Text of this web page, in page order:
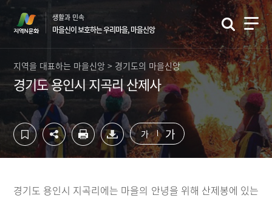
컨
영
바
기
하
역
로
생활과 민속
마을신이 보호하는 우리마을, 마을신앙
지역을 대표하는 마을신앙 > 경기도의 마을신앙
경기도 용인시 지곡리 산제사
가 가
경기도 용인시 지곡리에는 마을의 안녕을 위해 산제봉에 있는